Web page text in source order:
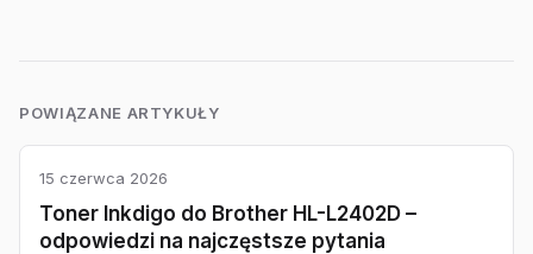
POWIĄZANE ARTYKUŁY
15 czerwca 2026
Toner Inkdigo do Brother HL-L2402D –
odpowiedzi na najczęstsze pytania